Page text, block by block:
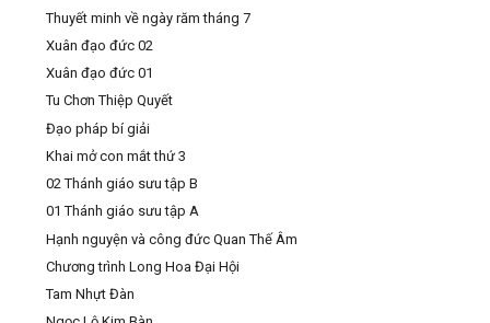
Thuyết minh về ngày răm tháng 7
Xuân đạo đức 02
Xuân đạo đức 01
Tu Chơn Thiệp Quyết
Đạo pháp bí giải
Khai mở con mắt thứ 3
02 Thánh giáo sưu tập B
01 Thánh giáo sưu tập A
Hạnh nguyện và công đức Quan Thế Âm
Chương trình Long Hoa Đại Hội
Tam Nhựt Đàn